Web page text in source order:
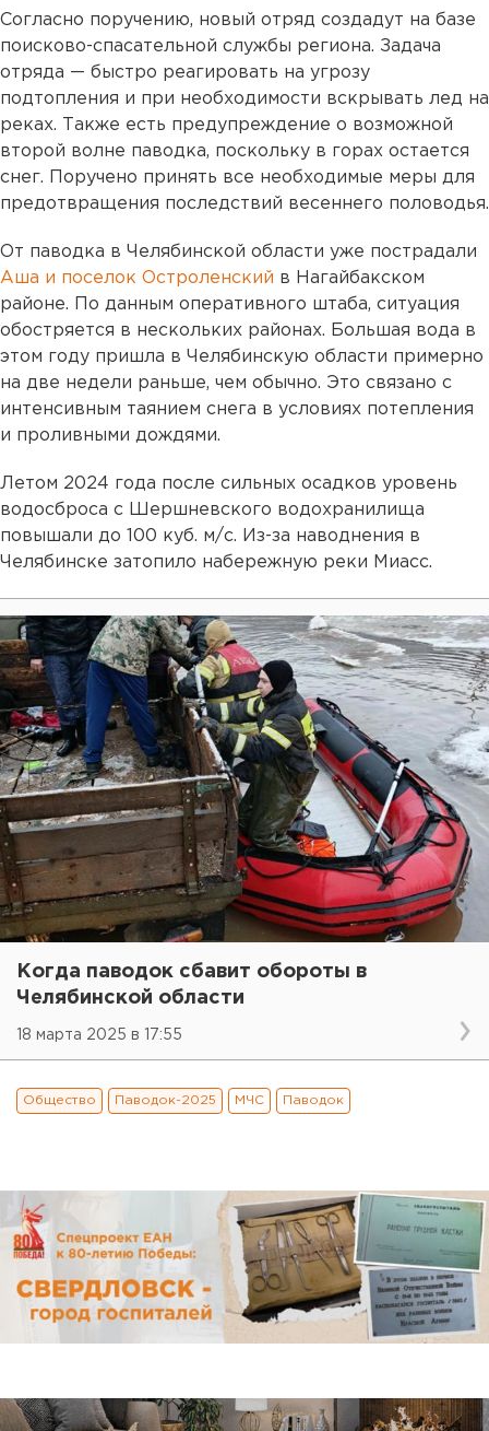
Согласно поручению, новый отряд создадут на базе
поисково-спасательной службы региона. Задача
отряда — быстро реагировать на угрозу
подтопления и при необходимости вскрывать лед на
реках. Также есть предупреждение о возможной
второй волне паводка, поскольку в горах остается
снег. Поручено принять все необходимые меры для
предотвращения последствий весеннего половодья.
От паводка в Челябинской области уже пострадали
Аша и поселок Остроленский в Нагайбакском
районе. По данным оперативного штаба, ситуация
обостряется в нескольких районах. Большая вода в
этом году пришла в Челябинскую области примерно
на две недели раньше, чем обычно. Это связано с
интенсивным таянием снега в условиях потепления
и проливными дождями.
Летом 2024 года после сильных осадков уровень
водосброса с Шершневского водохранилища
повышали до 100 куб. м/с. Из-за наводнения в
Челябинске затопило набережную реки Миасс.
Когда паводок сбавит обороты в
Челябинской области
18 марта 2025 в 17:55
Общество Паводок-2025 МЧС Паводок